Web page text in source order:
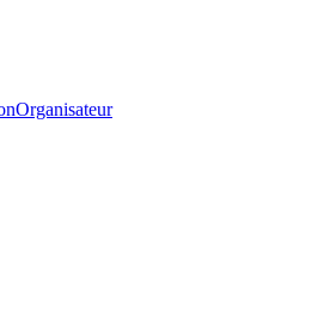
Organisateur